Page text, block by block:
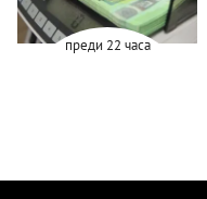
преди 22 часа